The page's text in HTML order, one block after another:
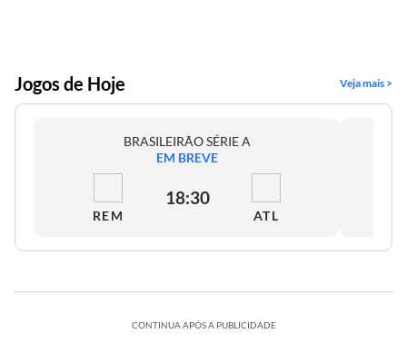
Jogos de Hoje Veja mais >
BRASILEIRÃO SÉRIE A
EM BREVE
REM
18:30
ATL
CONTINUA APÓS A PUBLICIDADE